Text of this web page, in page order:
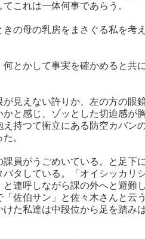
これは一体何事であらう。
の母の乳房をまさぐる私を考
とかして事実を確かめると共
見えない許りか、左の方の眼
と感じ、ゾッとした切迫感が
持つて衝立にある防空カバン
。
員がうごめいている。と足下
タしている。「オイシッカリ
連呼しながら課の外へと避難
佐伯サン」と佐々木さんと云
た私達は中段位から足を踏み